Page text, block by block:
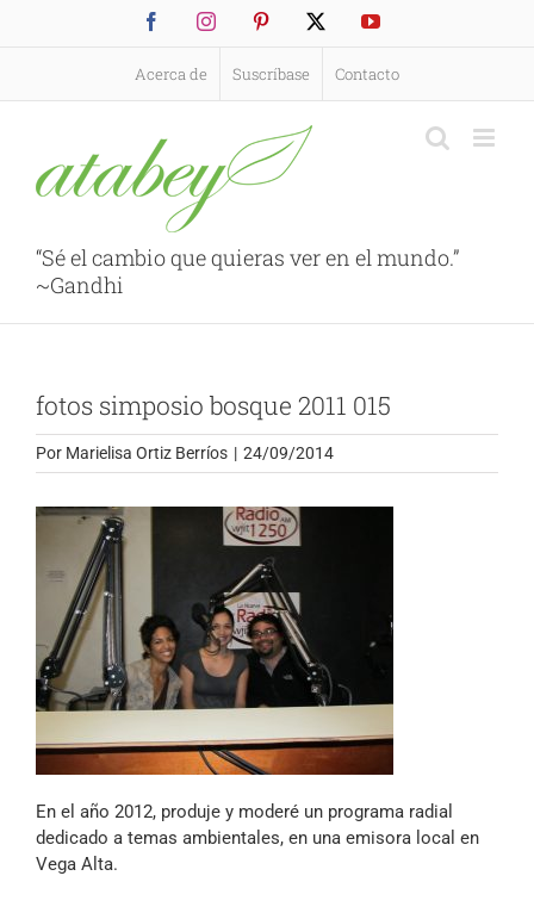
FacebookInstagramPinterest YouTube
Acerca de Suscríbase Contacto
“Sé el cambio que quieras ver en el mundo.”
~Gandhi
fotos simposio bosque 2011 015
Por Marielisa Ortiz Berríos | 24/09/2014
En el año 2012, produje y moderé un programa radial
dedicado a temas ambientales, en una emisora local en
Vega Alta.